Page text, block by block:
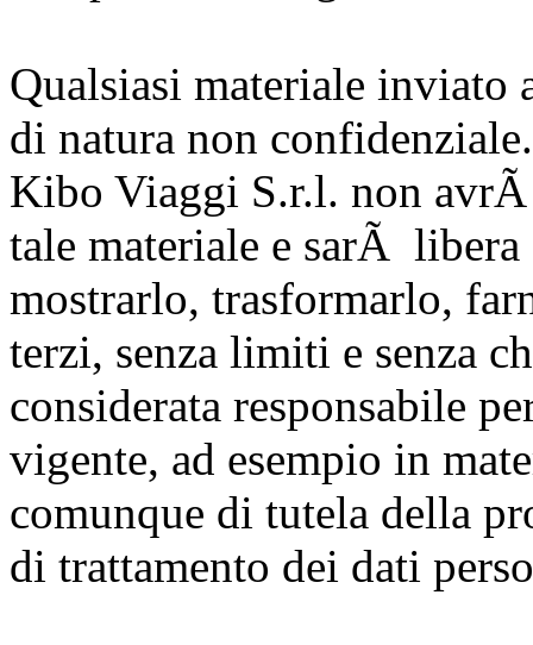
Qualsiasi materiale
di natura non confidenziale.
Kibo Viaggi S.r.l. non
tale materiale e sarÃ
mostrarlo, trasformarlo,
terzi, senza limiti e senza
considerata responsabile
vigente, ad esempio in
comunque di tutela della
di trattamento dei dati